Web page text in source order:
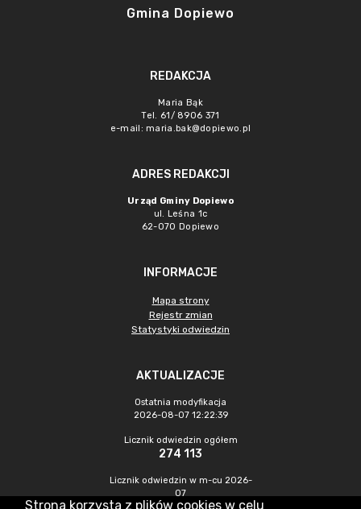
Gmina Dopiewo
REDAKCJA
Maria Bąk
Tel. 61/ 8906 371
e-mail: maria.bak@dopiewo.pl
ADRES REDAKCJI
Urząd Gminy Dopiewo
ul. Leśna 1c
62-070 Dopiewo
INFORMACJE
Mapa strony
Rejestr zmian
Statystyki odwiedzin
AKTUALIZACJE
Ostatnia modyfikacja
2026-08-07 12:22:39
Licznik odwiedzin ogółem
274 113
Licznik odwiedzin w m-cu 2026-
07
Strona korzysta z plików cookies w celu